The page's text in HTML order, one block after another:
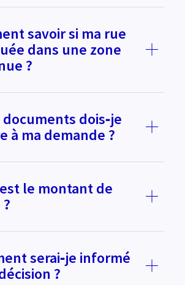
savoir si ma rue
dans une zone
?
dois‑je
à ma demande ?
le montant de
serai‑je informé
?